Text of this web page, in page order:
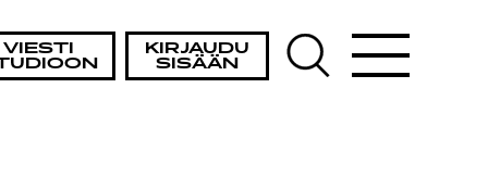
VIESTI
KIRJAUDU
SISÄÄN